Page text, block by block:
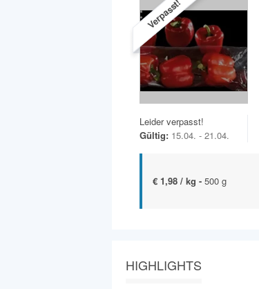
Verpasst!
Leider verpasst!
Gültig: 15.04. - 21.04.
€ 1,98 / kg - 500 g
HIGHLIGHTS